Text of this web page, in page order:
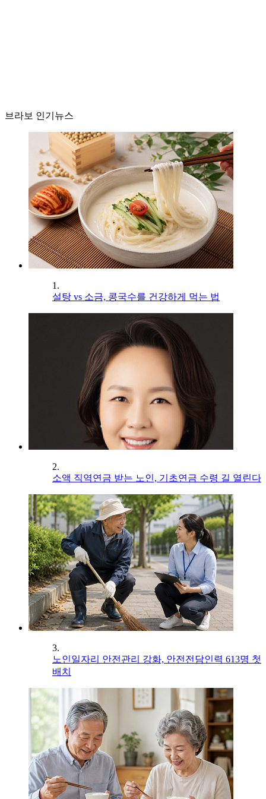
브라보 인기뉴스
1.
설탕 vs 소금, 콩국수를 건강하게 먹는 법
2.
소액 직역연금 받는 노인, 기초연금 수령 길 열린다
3.
노인일자리 안전관리 강화, 안전전담인력 613명 첫
배치